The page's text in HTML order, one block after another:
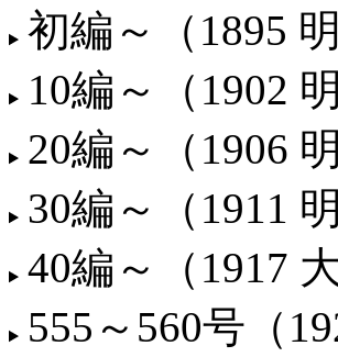
初編～（1895
10編～（1902
20編～（1906
30編～（1911
40編～（1917
555～560号（